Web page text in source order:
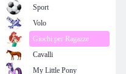
Sport
Volo
Giochi per Ragazze
Cavalli
My Little Pony